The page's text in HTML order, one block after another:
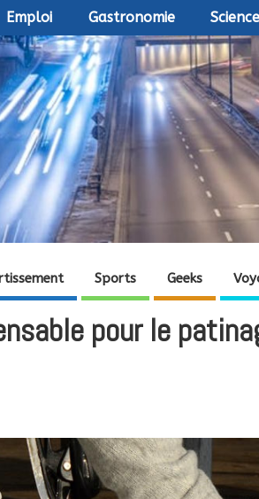
Emploi Gastronomie
Sports Geeks
pour le